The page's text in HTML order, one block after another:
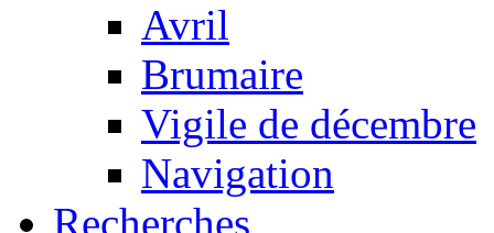
Avril
Brumaire
Vigile de décembre
Navigation
Recherches